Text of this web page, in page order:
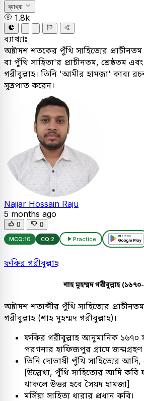
ব্যাখ্যা
1.8k
ব্যাখ্যাঃ
অষ্টাদশ শতকের পুঁথি সাহিত্যের
বা পুঁথি সাহিত্য'র প্রাচীনতম, শ্রেষ্ঠতম
গরীবুল্লাহ। তিনি 'আমীর হামজা' কাব্য
সূত্রপাত করেন।
Najjar Hossain Raju
5 months ago
0 0
MCQ:10 CQ:2 Practice
ফকির গরীবুল্লাহ
শাহ মুহম্মদ গরীবুল্লাহ
অষ্টাদশ শতাব্দীর পুঁথি সাহিত্যের
গরীবুল্লাহ (শাহ মুহম্মদ গরীবুল্লাহ)।
ফকির গরীবুল্লাহ আনুমানিক ১৬৭০
পরগনার হাফিজপুর গ্রামে
তিনি দোভাষী পুঁথি সাহিত্যের আদি,
[উল্লেখ্য, পুঁথি সাহিত্যের আদি কবি
থাকলে উত্তর হবে সৈয়দ হামজা]
মর্সিয়া সাহিত্য ধারার প্রধান কবি।